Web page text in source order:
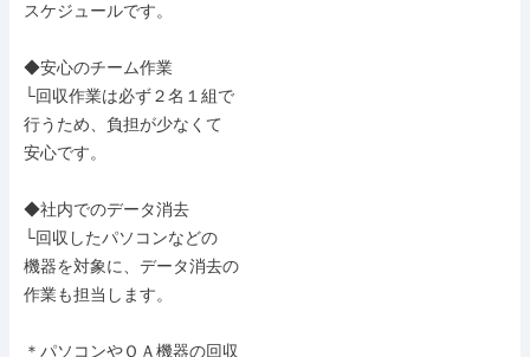
スケジュールです。
◆安心のチーム作業
└回収作業は必ず２名１組で
行うため、負担が少なくて
安心です。
◆社内でのデータ消去
└回収したパソコンなどの
機器を対象に、データ消去の
作業も担当します。
＊パソコンやＯＡ機器の回収